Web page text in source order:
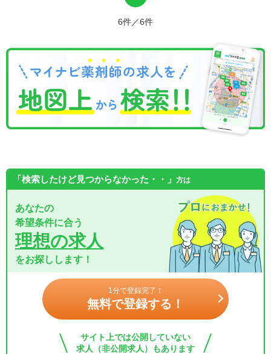
6件／6件
「検索したけど見つからなかった・・」 方は
あなたの
希望条件に合う
理想の求人
をお探しします！
1分で登録完了！
無料で登録する！
サイト上では公開していない
求人（非公開求人）もあります